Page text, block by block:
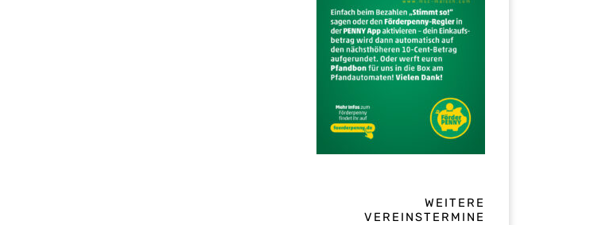
WEITERE
VEREINSTERMINE